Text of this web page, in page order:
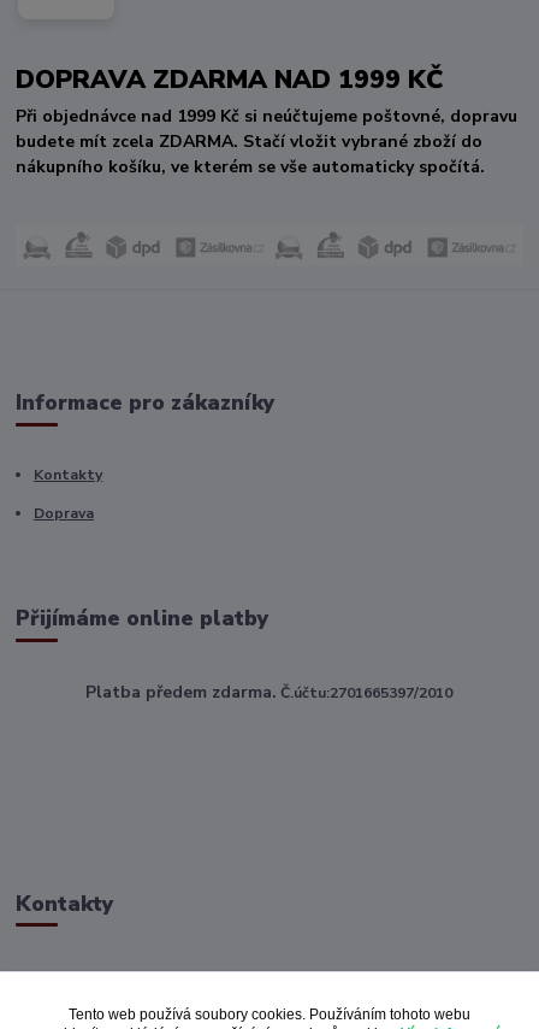
DOPRAVA ZDARMA NAD 1999 KČ
Při objednávce nad 1999 Kč si neúčtujeme poštovné, dopravu
budete mít zcela ZDARMA. Stačí vložit vybrané zboží do
nákupního košíku, ve kterém se vše automaticky spočítá.
Informace pro zákazníky
Kontakty
Doprava
Přijímáme online platby
Platba předem zdarma. Č.účtu:2701665397/2010
Kontakty
Tento web používá soubory cookies. Používáním tohoto webu